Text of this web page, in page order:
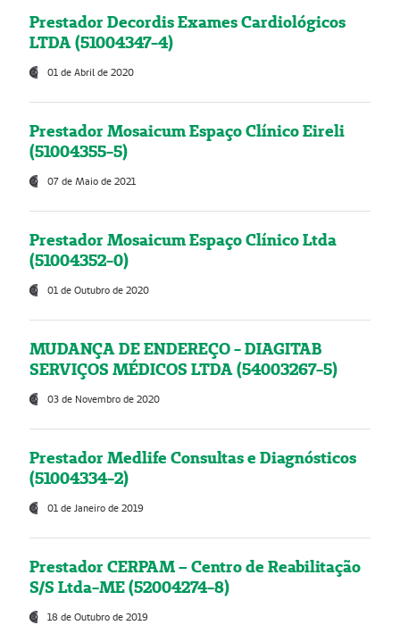
Prestador Decordis Exames Cardiológicos
LTDA (51004347-4)
01 de Abril de 2020
Prestador Mosaicum Espaço Clínico Eireli
(51004355-5)
07 de Maio de 2021
Prestador Mosaicum Espaço Clínico Ltda
(51004352-0)
01 de Outubro de 2020
MUDANÇA DE ENDEREÇO - DIAGITAB
SERVIÇOS MÉDICOS LTDA (54003267-5)
03 de Novembro de 2020
Prestador Medlife Consultas e Diagnósticos
(51004334-2)
01 de Janeiro de 2019
Prestador CERPAM – Centro de Reabilitação
S/S Ltda-ME (52004274-8)
18 de Outubro de 2019